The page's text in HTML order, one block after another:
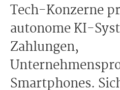
Tech-Konzerne
autonome KI-
Zahlungen,
Smartphones.